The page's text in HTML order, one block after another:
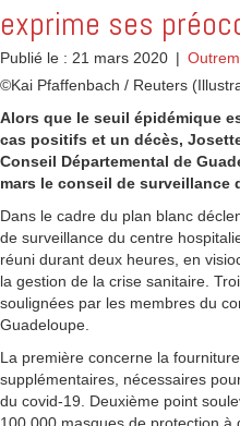
exprime ses
Publié le : 21 mars 2020 |
©Kai Pfaffenbach / Reuters
Alors que le seuil épidémique
cas positifs et un décès,
Conseil Départemental de
mars le conseil de surveillance
Dans le cadre du plan blanc
de surveillance du centre
réuni durant deux heures, en
la gestion de la crise sanitaire.
soulignées par les membres du
Guadeloupe.
La première concerne la
supplémentaires, nécessaires
du covid-19. Deuxième point